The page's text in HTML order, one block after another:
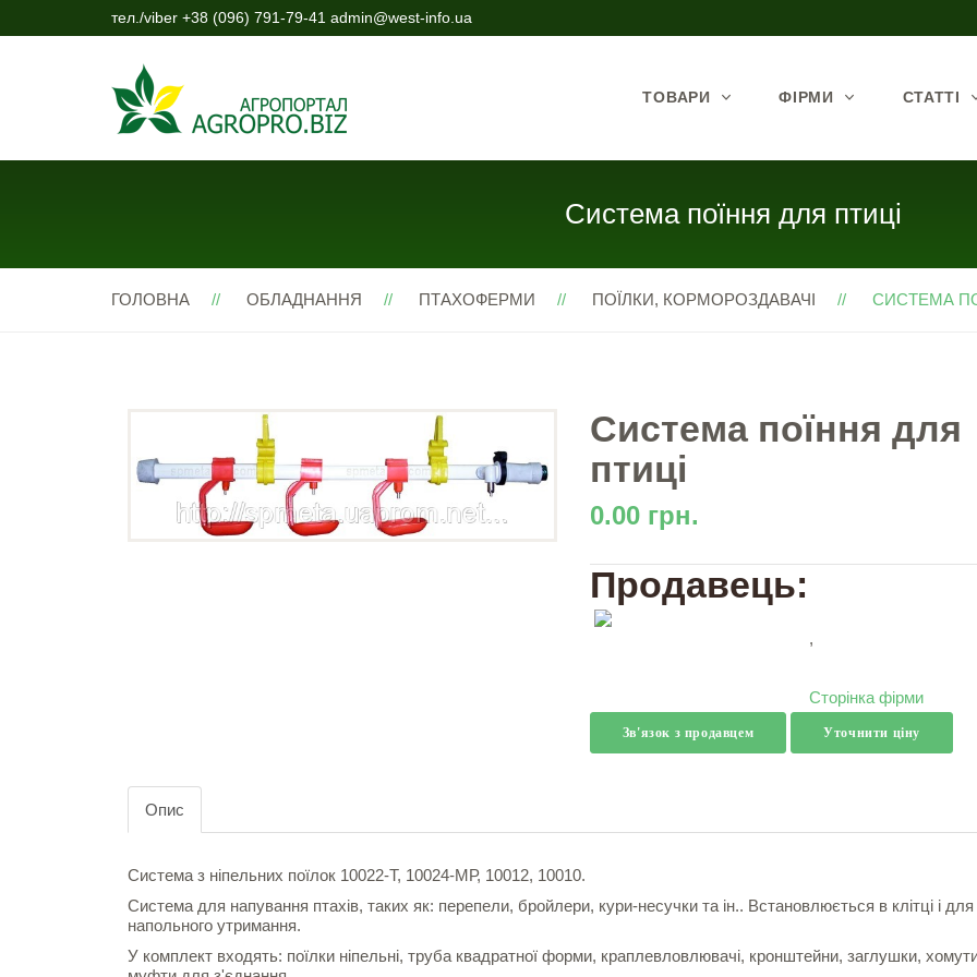
тел./viber +38 (096) 791-79-41 admin@west-info.ua
ТОВАРИ ФІРМИ СТАТТІ
Система поїння для птиці
ГОЛОВНА ОБЛАДНАННЯ ПТАХОФЕРМИ ПОЇЛКИ, КОРМОРОЗДАВАЧІ СИСТЕМА
Система поїння для
птиці
0.00 грн.
Продавець:
,
Сторінка фірми
Зв'язок з продавцем Уточнити ціну
Опис
Система з ніпельних поїлок 10022-Т, 10024-МР, 10012, 10010.
Система для напування птахів, таких як: перепели, бройлери, кури-несучки та ін.. Встановлюється в клітці і для
напольного утримання.
У комплект входять: поїлки ніпельні, труба квадратної форми, краплевловлювачі, кронштейни, заглушки, хомути